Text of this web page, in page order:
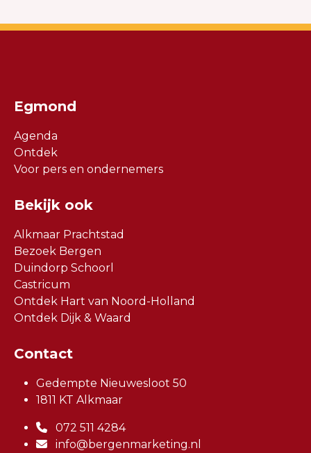
Egmond
Agenda
Ontdek
Voor pers en ondernemers
Bekijk ook
Alkmaar Prachtstad
Bezoek Bergen
Duindorp Schoorl
Castricum
Ontdek Hart van Noord-Holland
Ontdek Dijk & Waard
Contact
Gedempte Nieuwesloot 50
1811 KT Alkmaar
072 511 4284
info@bergenmarketing.nl